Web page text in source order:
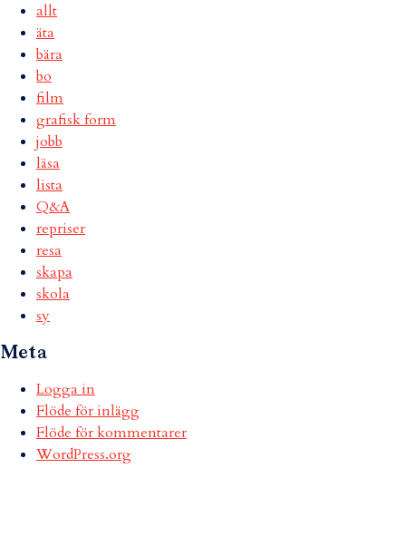
allt
äta
bära
bo
film
grafisk form
jobb
läsa
lista
Q&A
repriser
resa
skapa
skola
sy
Meta
Logga in
Flöde för inlägg
Flöde för kommentarer
WordPress.org